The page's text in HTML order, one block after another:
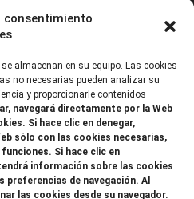
consentimiento
almacenan en su equipo. Las cookies
no necesarias pueden analizar su
y proporcionarle contenidos
navegará directamente por la Web
Si hace clic en denegar,
sólo con las cookies necesarias,
Si hace clic en
información sobre las cookies
preferencias de navegación. Al
las cookies desde su navegador.
de la respuesta de la Unión a la
UE), para compensar el sobrecoste
a pymes y autónomos
incremento de los precios del gas
por el impacto de la guerra de
contra Ucrania.”